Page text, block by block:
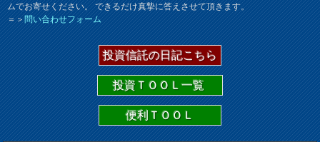
ムでお寄せください。 できるだけ真摯に答えさせて頂きます。
＝＞問い合わせフォーム
投資信託の日記こちら
投資ＴＯＯＬ一覧
便利ＴＯＯＬ